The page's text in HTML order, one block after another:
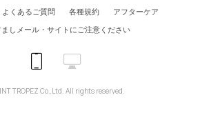
よくあるご質問 各種規約
アフターケア
しメール・サイトにご注意ください
TROPEZ Co.,Ltd. All rights reserved.